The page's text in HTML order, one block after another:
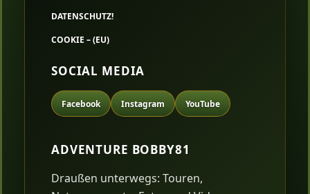
DATENSCHUTZ!
COOKIE – (EU)
SOCIAL MEDIA
Facebook Instagram YouTube
ADVENTURE BOBBY81
Draußen unterwegs: Touren,